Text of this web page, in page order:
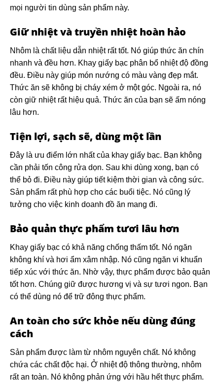
mọi người tin dùng sản phẩm này.
Giữ nhiệt và truyền nhiệt hoàn hảo
Nhôm là chất liệu dẫn nhiệt rất tốt. Nó giúp thức ăn chín
nhanh và đều hơn. Khay giấy bạc phân bổ nhiệt độ đồng
đều. Điều này giúp món nướng có màu vàng đẹp mắt.
Thức ăn sẽ không bị cháy xém ở một góc. Ngoài ra, nó
còn giữ nhiệt rất hiệu quả. Thức ăn của bạn sẽ ấm nóng
lâu hơn.
Tiện lợi, sạch sẽ, dùng một lần
Đây là ưu điểm lớn nhất của khay giấy bạc. Bạn không
cần phải tốn công rửa dọn. Sau khi dùng xong, bạn có
thể bỏ đi. Điều này giúp tiết kiệm thời gian và công sức.
Sản phẩm rất phù hợp cho các buổi tiệc. Nó cũng lý
tưởng cho việc kinh doanh đồ ăn mang đi.
Bảo quản thực phẩm tươi lâu hơn
Khay giấy bạc có khả năng chống thấm tốt. Nó ngăn
không khí và hơi ẩm xâm nhập. Nó cũng ngăn vi khuẩn
tiếp xúc với thức ăn. Nhờ vậy, thực phẩm được bảo quản
tốt hơn. Chúng giữ được hương vị và sự tươi ngon. Bạn
có thể dùng nó để trữ đông thực phẩm.
An toàn cho sức khỏe nếu dùng đúng
cách
Sản phẩm được làm từ nhôm nguyên chất. Nó không
chứa các chất độc hại. Ở nhiệt độ thông thường, nhôm
rất an toàn. Nó không phản ứng với hầu hết thực phẩm.